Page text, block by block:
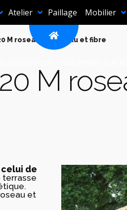
Atelier Paillage Mobilier
M roseau ou roseau et fibre
M
de
terrasse
et